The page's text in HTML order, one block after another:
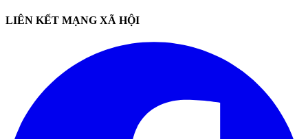
LIÊN KẾT MẠNG XÃ HỘI